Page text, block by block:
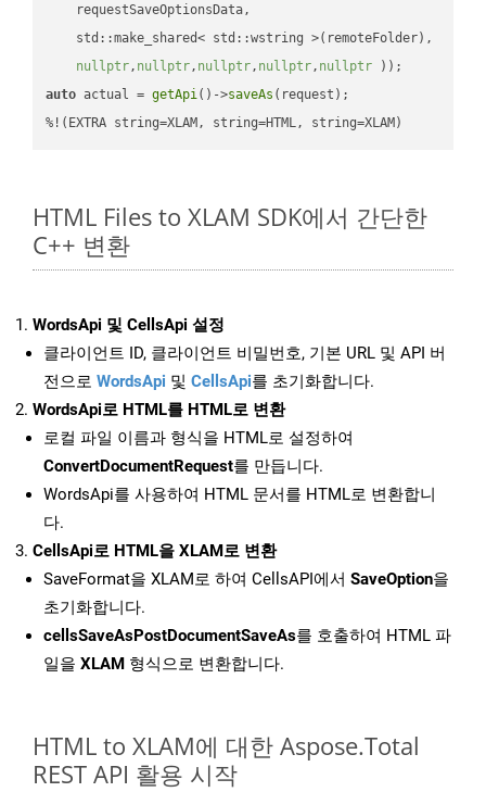
    requestSaveOptionsData,
    std::make_shared< std::wstring >(remoteFolder),
nullptr, nullptr, nullptr, nullptr, nullptr ))
auto actual = getApi()->saveAs (request);
%!(EXTRA string=XLAM, string=HTML, string=XLAM)
HTML Files to XLAM SDK에서 간단한
C++ 변환
WordsApi 및 CellsApi 설정
클라이언트 ID, 클라이언트 비밀번호, 기본 URL 및 API 버
전으로 WordsApi 및 CellsApi를 초기화합니다.
WordsApi로 HTML를 HTML로 변환
로컬 파일 이름과 형식을 HTML로 설정하여
ConvertDocumentRequest를 만듭니다.
WordsApi를 사용하여 HTML 문서를 HTML로 변환합니
다.
CellsApi로 HTML을 XLAM로 변환
SaveFormat을 XLAM로 하여 CellsAPI에서 SaveOption을
초기화합니다.
cellsSaveAsPostDocumentSaveAs를 호출하여 HTML 파
일을 XLAM 형식으로 변환합니다.
HTML to XLAM에 대한 Aspose.Total
REST API 활용 시작